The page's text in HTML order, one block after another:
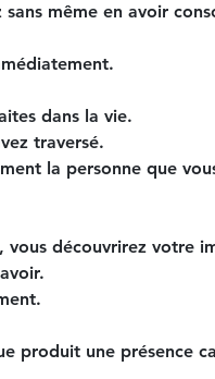
même en avoir
dans la vie.
traversé.
la personne que
vous découvrirez votre
produit une présence